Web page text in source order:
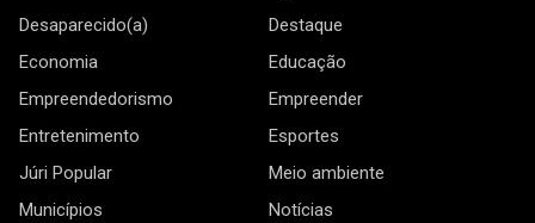
Desaparecido(a)
Destaque
Economia
Educação
Empreendedorismo
Empreender
Entretenimento
Esportes
Júri Popular
Meio ambiente
Municípios
Notícias